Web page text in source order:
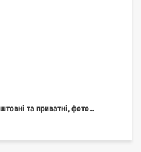
та приватні, фото…